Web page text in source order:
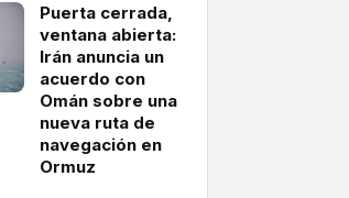
Puerta cerrada,
ventana abierta:
Irán anuncia un
acuerdo con
Omán sobre una
nueva ruta de
navegación en
Ormuz